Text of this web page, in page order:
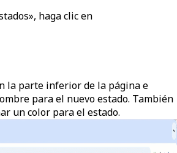
haga clic en
la parte inferior de la página e
para el nuevo estado. También
un color para el estado.